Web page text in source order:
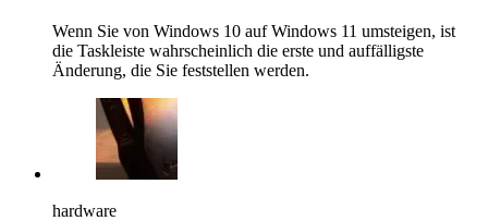
Wenn Sie von Windows 10 auf Windows 11 umsteigen, ist
die Taskleiste wahrscheinlich die erste und auffälligste
Änderung, die Sie feststellen werden.
hardware